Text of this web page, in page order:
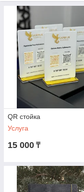
QR стойка
Услуга
15 000 ₸